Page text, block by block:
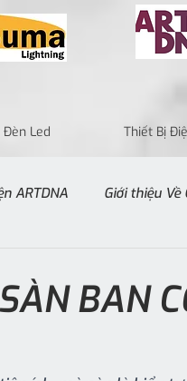
Đèn Led Thiết Bị
ARTDNA Giới thiệu
BAN